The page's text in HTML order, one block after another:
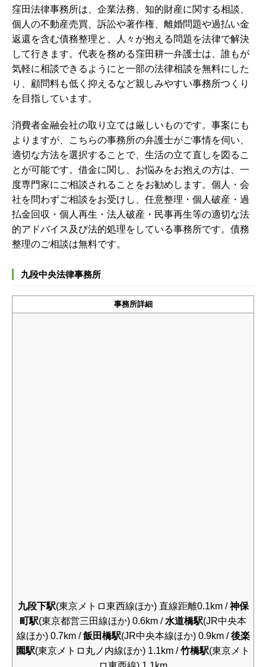
窪田法律事務所は、企業法務、知的財産に関する相談、
個人の不動産売買、訴訟や著作権、離婚問題や過払い金
返還を含む債務整理と、人々が抱える問題を法律で解決
して行きます。代表を務める窪田耕一弁護士は、誰もが
気軽に相談できるようにと一部の法律相談を無料にした
り、顧問料も低く抑えるなど親しみやすい事務所つくり
を目指しています。
消費者金融会社の取り立ては厳しいものです。事案にも
よりますが、こちらの事務所の弁護士がご事情を伺い、
適切な方法を選択することで、生活の立て直しを図るこ
とが可能です。借金に関し、お悩みをお抱えの方は、一
度専門家にご相談されることをお勧めします。 個人・会
社を問わずご相談をお受けし、任意整理・個人破産・過
払金回収・個人再生・法人破産・民事再生等の適切な法
的アドバイス及び法的処理をしている事務所です。債務
整理のご相談は無料です。
九段中央法律事務所
事務所詳細
九段下駅(東京メトロ東西線ほか) 直線距離0.1km /神保
町駅(東京都営三田線ほか) 0.6km / 水道橋駅(JR中央本
線ほか) 0.7km /飯田橋駅(JR中央本線ほか) 0.9km /後楽
園駅(東京メトロ丸ノ内線ほか) 1.1km /竹橋駅(東京メト